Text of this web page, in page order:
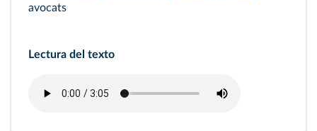
avocats
Lectura del texto